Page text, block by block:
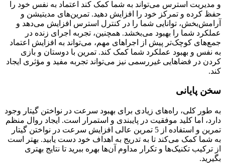
و مدیریت استرس می‌تواند به شما کمک کند اعتماد به نفس خود را
حفظ کرده و تمرکز خود را افزایش دهید. تمرین‌های مدیتیشن و
آرامش‌بخش، توانایی شما را در کنترل استرس افزایش می‌دهد و
عملکرد شما را بهبود می‌بخشد. همچنین، تجربه اجرای زنده در
جمع‌های کوچک‌تر پیش از اجراهای مهم، می‌تواند به افزایش اعتماد
به نفس و بهبود عملکرد شما کمک کند. تمرین با دوستان و بازی
کردن در فضاهایی غیررسمی نیز می‌تواند تجربه مفید و مؤثری ایجاد
کند.
سخن پایانی
به طور کلی، راه‌های زیادی برای بهبود سرعت در نواختن گیتار وجود
دارد، اما کلید موفقیت در پایبندی و استمرار است. ایجاد روال منظم
تمرین و استفاده از 5 تمرین عالی افزایش سرعت در نواختن گیتار
به شما کمک می‌کند تا به تدریج به اهداف خود دست یابید. بهتر است
از ترکیب تکنیک‌ها و تکرار مداوم آن‌ها بهره ببرید تا نتایج بهتری
بگیرید.